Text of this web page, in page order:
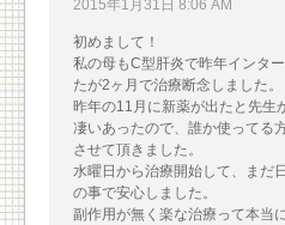
2015年1月31日 8:06 AM
初めまして！
私の母もC型肝炎で昨年インタ
たが2ヶ月で治療断念しました。
昨年の11月に新薬が出たと先生
凄いあったので、誰か使ってる
させて頂きました。
水曜日から治療開始して、まだ
の事で安心しました。
副作用が無く楽な治療って本当